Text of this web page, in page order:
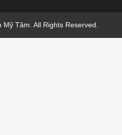
Tâm. All Rights Reserved.